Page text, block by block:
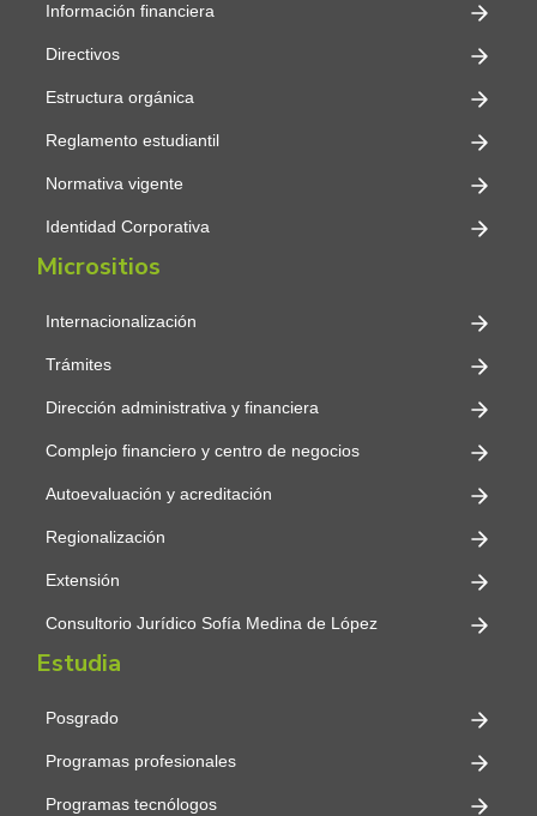
Información financiera
Directivos
Estructura orgánica
Reglamento estudiantil
Normativa vigente
Identidad Corporativa
Micrositios
Internacionalización
Trámites
Dirección administrativa y financiera
Complejo financiero y centro de negocios
Autoevaluación y acreditación
Regionalización
Extensión
Consultorio Jurídico Sofía Medina de López
Estudia
Posgrado
Programas profesionales
Programas tecnólogos